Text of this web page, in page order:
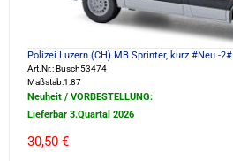
Polizei Luzern (CH) MB Sprinter, kurz #Neu -2#
Art.Nr.: Busch53474
Maßstab:1:87
Neuheit / VORBESTELLUNG:
Lieferbar 3.Quartal 2026
30,50 €